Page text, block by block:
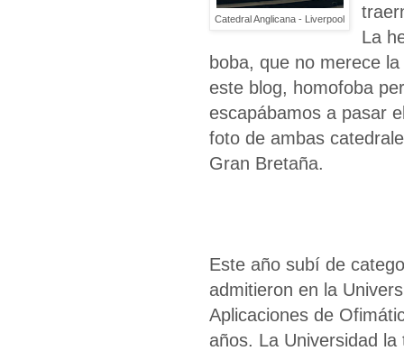
Catedral Anglicana - Liverpool
La
boba, que no merece
este blog, homofoba
escapábamos a pasar
foto de ambas
Gran Bretaña.
Este año subí de
admitieron en la
Aplicaciones de
años. La Universidad